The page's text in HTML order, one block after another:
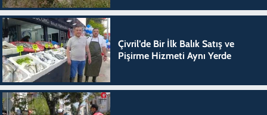
Çivril’de Bir İlk Balık Satış ve
Pişirme Hizmeti Aynı Yerde